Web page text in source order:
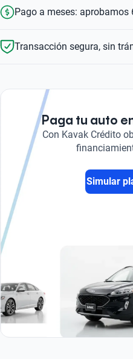
Pago a meses:
Transacción segura, sin
Paga tu auto
Con Kavak Crédito
Simular